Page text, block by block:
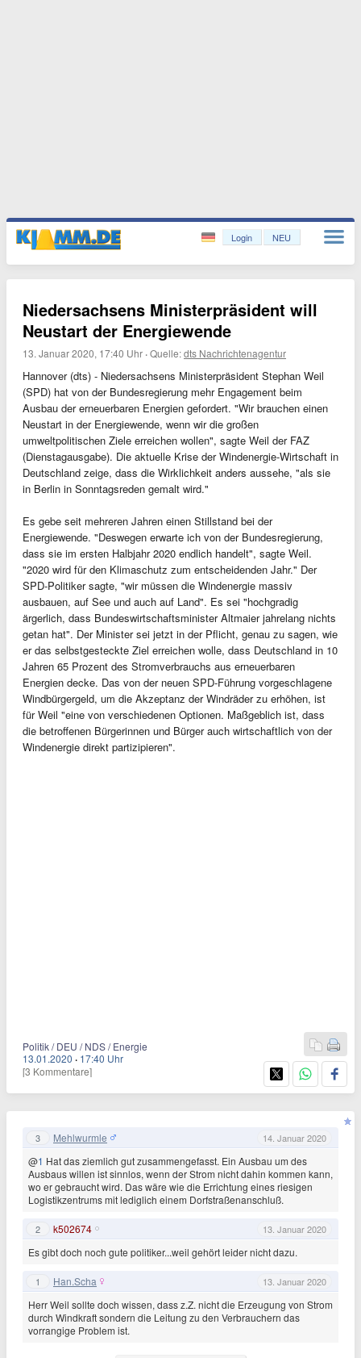
Login NEU
Niedersachsens Ministerpräsident will
Neustart der Energiewende
13. Januar 2020, 17:40 Uhr ·Quelle:dts Nachrichtenagentur
Hannover (dts) - Niedersachsens Ministerpräsident Stephan Weil
(SPD) hat von der Bundesregierung mehr Engagement beim
Ausbau der erneuerbaren Energien gefordert. "Wir brauchen einen
Neustart in der Energiewende, wenn wir die großen
umweltpolitischen Ziele erreichen wollen", sagte Weil der FAZ
(Dienstagausgabe). Die aktuelle Krise der Windenergie-Wirtschaft in
Deutschland zeige, dass die Wirklichkeit anders aussehe, "als sie
in Berlin in Sonntagsreden gemalt wird."
Es gebe seit mehreren Jahren einen Stillstand bei der
Energiewende. "Deswegen erwarte ich von der Bundesregierung,
dass sie im ersten Halbjahr 2020 endlich handelt", sagte Weil.
"2020 wird für den Klimaschutz zum entscheidenden Jahr." Der
SPD-Politiker sagte, "wir müssen die Windenergie massiv
ausbauen, auf See und auch auf Land". Es sei "hochgradig
ärgerlich, dass Bundeswirtschaftsminister Altmaier jahrelang nichts
getan hat". Der Minister sei jetzt in der Pflicht, genau zu sagen, wie
er das selbstgesteckte Ziel erreichen wolle, dass Deutschland in 10
Jahren 65 Prozent des Stromverbrauchs aus erneuerbaren
Energien decke. Das von der neuen SPD-Führung vorgeschlagene
Windbürgergeld, um die Akzeptanz der Windräder zu erhöhen, ist
für Weil "eine von verschiedenen Optionen. Maßgeblich ist, dass
die betroffenen Bürgerinnen und Bürger auch wirtschaftlich von der
Windenergie direkt partizipieren".
Politik / DEU / NDS / Energie
13.01.2020 · 17:40 Uhr
[3 Kommentare]
3 Mehlwurmle 14. Januar 2020
@1 Hat das ziemlich gut zusammengefasst. Ein Ausbau um des
Ausbaus willen ist sinnlos, wenn der Strom nicht dahin kommen kann,
wo er gebraucht wird. Das wäre wie die Errichtung eines riesigen
Logistikzentrums mit lediglich einem Dorfstraßenanschluß.
2 k502674 13. Januar 2020
Es gibt doch noch gute politiker...weil gehört leider nicht dazu.
1 Han.Scha 13. Januar 2020
Herr Weil sollte doch wissen, dass z.Z. nicht die Erzeugung von Strom
durch Windkraft sondern die Leitung zu den Verbrauchern das
vorrangige Problem ist.